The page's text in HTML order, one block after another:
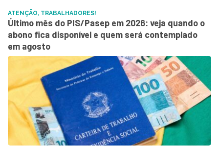
ATENÇÃO, TRABALHADORES!
Último mês do PIS/Pasep em 2026: veja quando o
abono fica disponível e quem será contemplado
em agosto